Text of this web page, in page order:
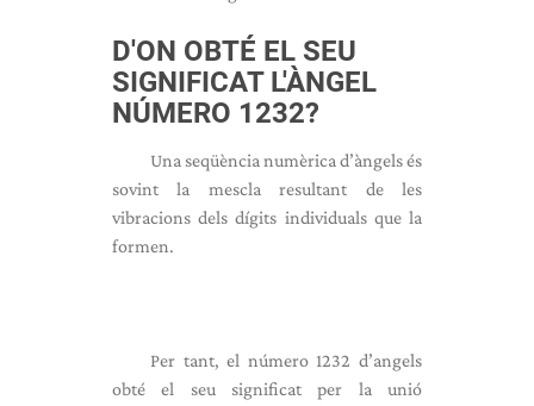
D'ON OBTÉ EL SEU
SIGNIFICAT L'ÀNGEL
NÚMERO 1232?
Una seqüència numèrica d’àngels és
sovint la mescla resultant de les
vibracions dels dígits individuals que la
formen.
Per tant, el número 1232 d’angels
obté el seu significat per la unió